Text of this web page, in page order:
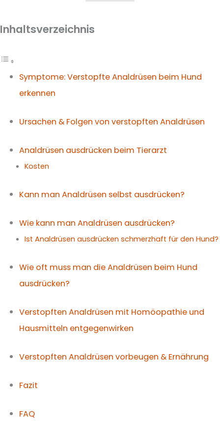
Inhaltsverzeichnis
Symptome: Verstopfte Analdrüsen beim Hund
erkennen
Ursachen & Folgen von verstopften Analdrüsen
Analdrüsen ausdrücken beim Tierarzt
Kosten
Kann man Analdrüsen selbst ausdrücken?
Wie kann man Analdrüsen ausdrücken?
Ist Analdrüsen ausdrücken schmerzhaft für den Hund?
Wie oft muss man die Analdrüsen beim Hund
ausdrücken?
Verstopften Analdrüsen mit Homöopathie und
Hausmitteln entgegenwirken
Verstopften Analdrüsen vorbeugen & Ernährung
Fazit
FAQ